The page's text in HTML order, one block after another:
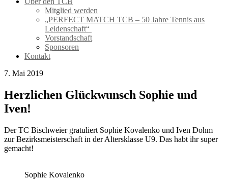
Mitglied werden
„PERFECT MATCH TCB – 50 Jahre Tennis aus
Leidenschaft“
Vorstandschaft
Sponsoren
Kontakt
7. Mai 2019
Herzlichen Glückwunsch Sophie und
Iven!
Der TC Bischweier gratuliert Sophie Kovalenko und Iven Dohm
zur Bezirksmeisterschaft in der Altersklasse U9. Das habt ihr super
gemacht!
Sophie Kovalenko